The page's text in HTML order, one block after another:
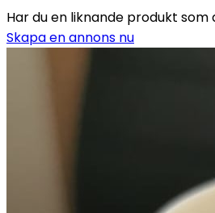
Har du en liknande produkt som
Skapa en annons nu